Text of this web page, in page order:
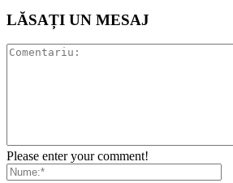
LĂSAȚI UN MESAJ
Please enter your comment!